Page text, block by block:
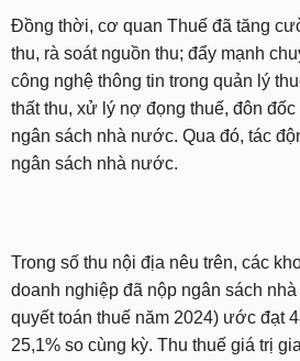
Đồng thời, cơ quan Thuế đã tăng
thu, rà soát nguồn thu; đẩy mạnh
công nghệ thông tin trong quản lý
thất thu, xử lý nợ đọng thuế, đôn
ngân sách nhà nước. Qua đó, tác
ngân sách nhà nước.
Trong số thu nội địa nêu trên, các
doanh nghiệp đã nộp ngân sách
quyết toán thuế năm 2024) ước đạt
25,1% so cùng kỳ. Thu thuế giá trị